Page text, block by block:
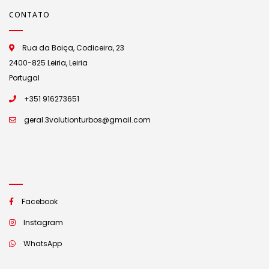
CONTATO
Rua da Boiça, Codiceira, 23
2400-825 Leiria, Leiria
Portugal
+351 916273651
geral.3volutionturbos@gmail.com
Facebook
Instagram
WhatsApp